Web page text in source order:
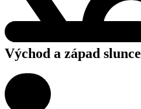
Východ a západ slunce